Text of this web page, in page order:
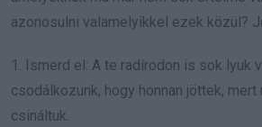
azonosulni valamelyikkel ezek közül?
1. Ismerd el: A te radírodon is sok lyuk
csodálkozunk, hogy honnan jöttek,
csináltuk.